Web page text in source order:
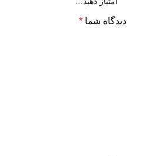
دیدگاه شما *